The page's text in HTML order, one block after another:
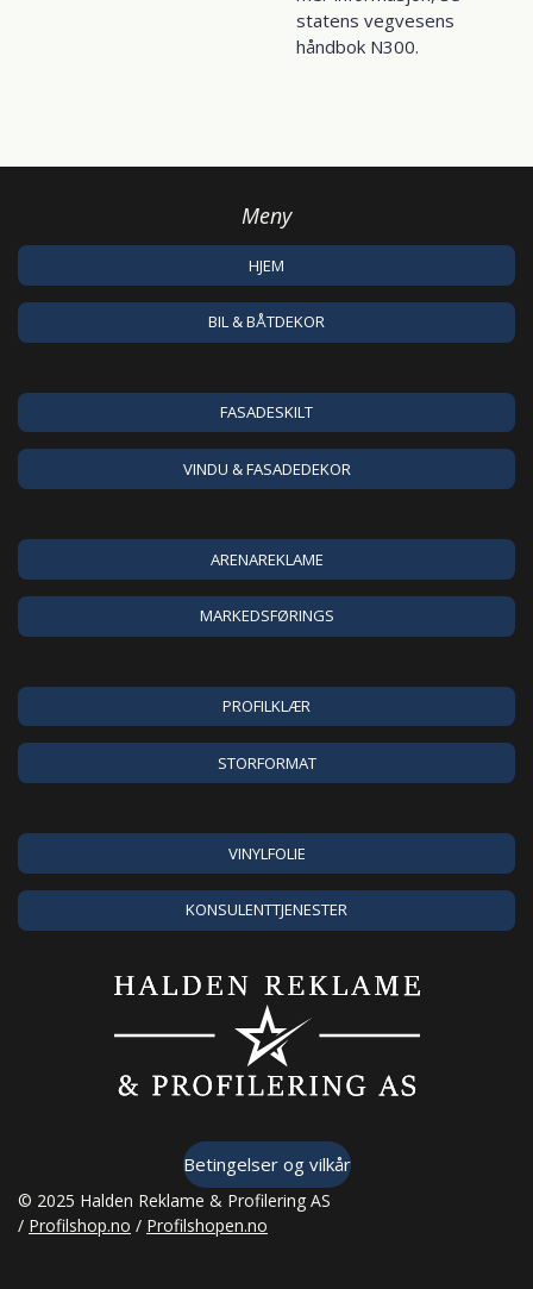
statens vegvesens
håndbok N300.
Meny
HJEM
BIL & BÅTDEKOR
FASADESKILT
VINDU & FASADEDEKOR
ARENAREKLAME
MARKEDSFØRINGS
PROFILKLÆR
STORFORMAT
VINYLFOLIE
KONSULENTTJENESTER
Betingelser og vilkår
© 2025 Halden Reklame & Profilering AS
/ Profilshop.no / Profilshopen.no